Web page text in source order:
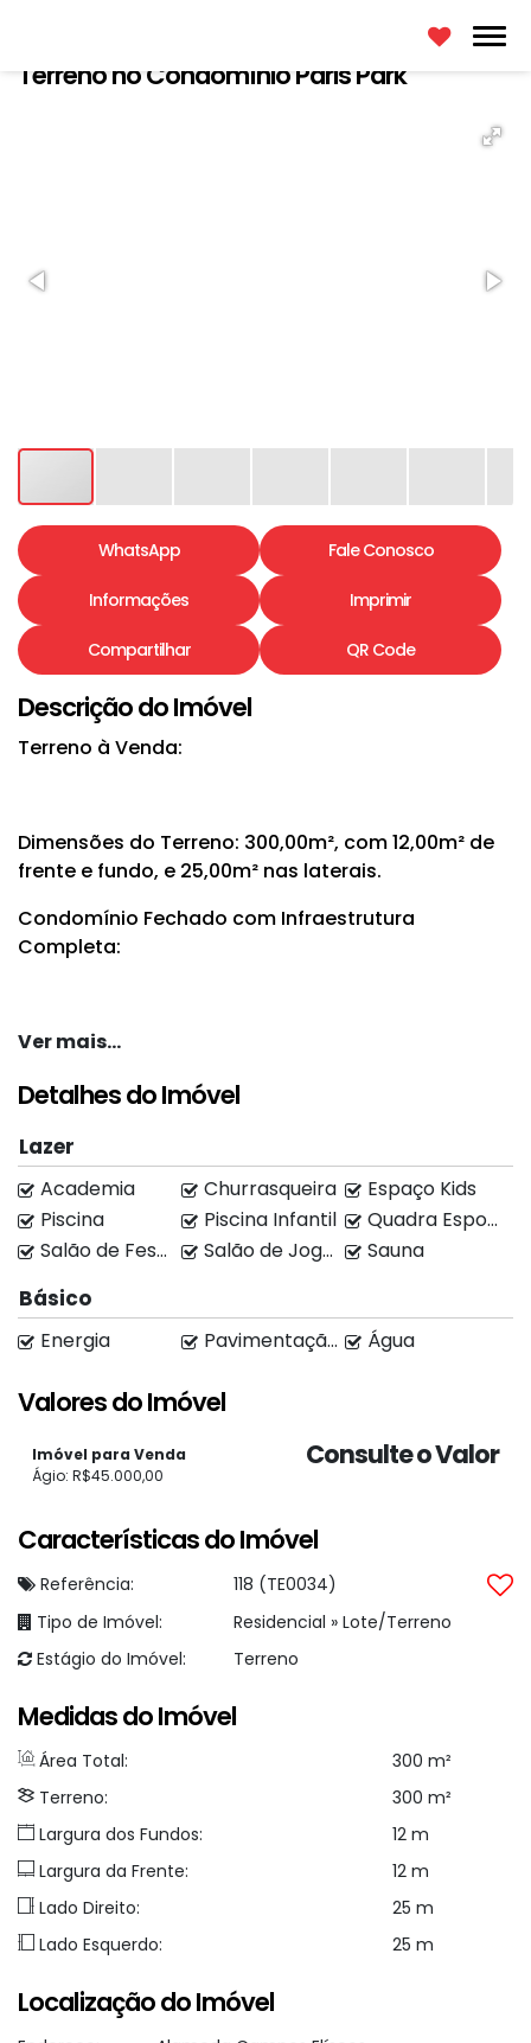
Terreno no Condomínio Paris Park
WhatsApp Fale Conosco
Informações Imprimir
Compartilhar QR Code
Descrição do Imóvel
Terreno à Venda:
Dimensões do Terreno: 300,00m², com 12,00m² de
frente e fundo, e 25,00m² nas laterais.
Condomínio Fechado com Infraestrutura
Completa:
Segurança 24 horas;
Área de Lazer;
Quadras Esportivas;
Playground;
Salão de Festas;
sonhos;
Ambiente tranquilo e familiar;
Agende uma visita!
Citti Imóveis.
Creci: CJ. 25.707
Ver mais...
Detalhes do Imóvel
Lazer
Academia Churrasqueira
Espaço Kids
Piscina
Piscina Infantil
Quadra Esportiva
Salão de Festas
Salão de Jogos Sauna
Básico
Energia Pavimentação Água
Valores do Imóvel
Consulte o Valor
Imóvel para Venda
Ágio: R$45.000,00
Características do Imóvel
Referência: 118 (TE0034)
Tipo de Imóvel:
Residencial » Lote/Terreno
Estágio do Imóvel:
Terreno
Medidas do Imóvel
Área Total:
300 m²
Terreno:
300 m²
Largura dos Fundos:
12 m
Largura da Frente:
12 m
Lado Direito:
25 m
Lado Esquerdo:
25 m
Localização do Imóvel